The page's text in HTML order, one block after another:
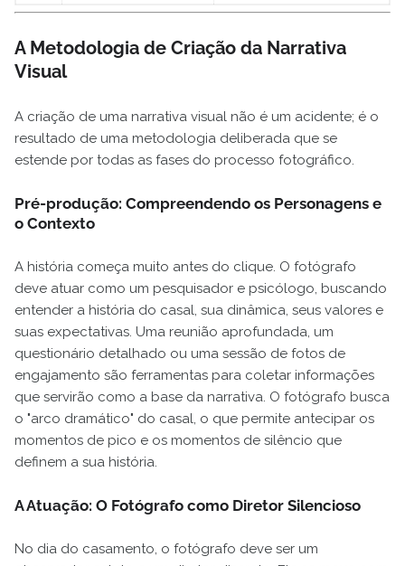
A Metodologia de Criação da Narrativa
Visual
A criação de uma narrativa visual não é um acidente; é o
resultado de uma metodologia deliberada que se
estende por todas as fases do processo fotográfico.
Pré-produção: Compreendendo os Personagens e
o Contexto
A história começa muito antes do clique. O fotógrafo
deve atuar como um pesquisador e psicólogo, buscando
entender a história do casal, sua dinâmica, seus valores e
suas expectativas. Uma reunião aprofundada, um
questionário detalhado ou uma sessão de fotos de
engajamento são ferramentas para coletar informações
que servirão como a base da narrativa. O fotógrafo busca
o "arco dramático" do casal, o que permite antecipar os
momentos de pico e os momentos de silêncio que
definem a sua história.
A Atuação: O Fotógrafo como Diretor Silencioso
No dia do casamento, o fotógrafo deve ser um